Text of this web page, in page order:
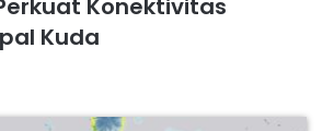
Konektivitas
Kuda